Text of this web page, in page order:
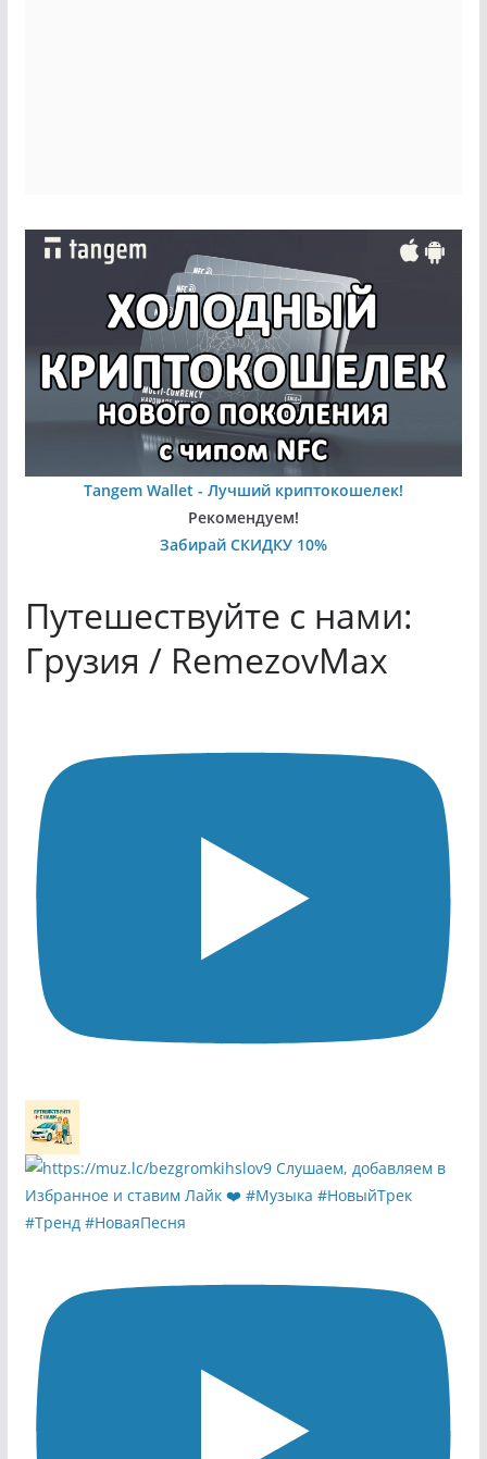
Tangem Wallet - Лучший криптокошелек!
Рекомендуем!
Забирай СКИДКУ 10%
Путешествуйте с нами:
Грузия / RemezovMax